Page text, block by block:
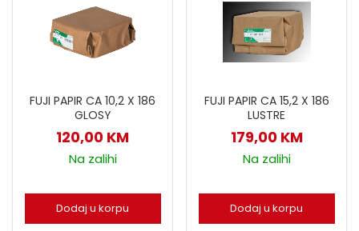
FUJI PAPIR CA 10,2 X 186
GLOSY
120,00 KM
Na zalihi
Dodaj u korpu
FUJI PAPIR CA 15,2 X 186
LUSTRE
179,00 KM
Na zalihi
Dodaj u korpu